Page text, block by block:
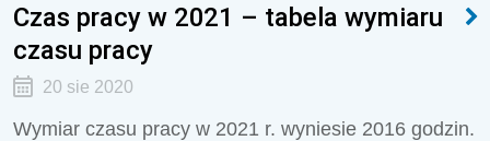
Czas pracy w 2021 – tabela wymiaru
czasu pracy
20 sie 2020
Wymiar czasu pracy w 2021 r. wyniesie 2016 godzin.